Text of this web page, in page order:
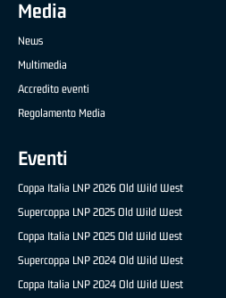
Media
News
Multimedia
Accredito eventi
Regolamento Media
Eventi
Coppa Italia LNP 2026 Old Wild West
Supercoppa LNP 2025 Old Wild West
Coppa Italia LNP 2025 Old Wild West
Supercoppa LNP 2024 Old Wild West
Coppa Italia LNP 2024 Old Wild West